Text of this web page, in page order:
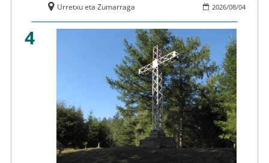
2026/08/04
Urretxu eta Zumarraga
4